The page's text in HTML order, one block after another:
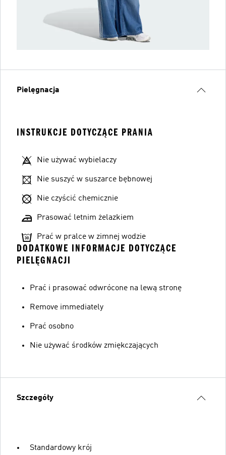
Pielęgnacja
INSTRUKCJE DOTYCZĄCE PRANIA
Nie używać wybielaczy
Nie suszyć w suszarce bębnowej
Nie czyścić chemicznie
Prasować letnim żelazkiem
Prać w pralce w zimnej wodzie
DODATKOWE INFORMACJE DOTYCZĄCE
PIELĘGNACJI
Prać i prasować odwrócone na lewą stronę
Remove immediately
Prać osobno
Nie używać środków zmiękczających
Szczegóły
Standardowy krój